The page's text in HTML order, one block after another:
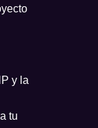
y la
tu